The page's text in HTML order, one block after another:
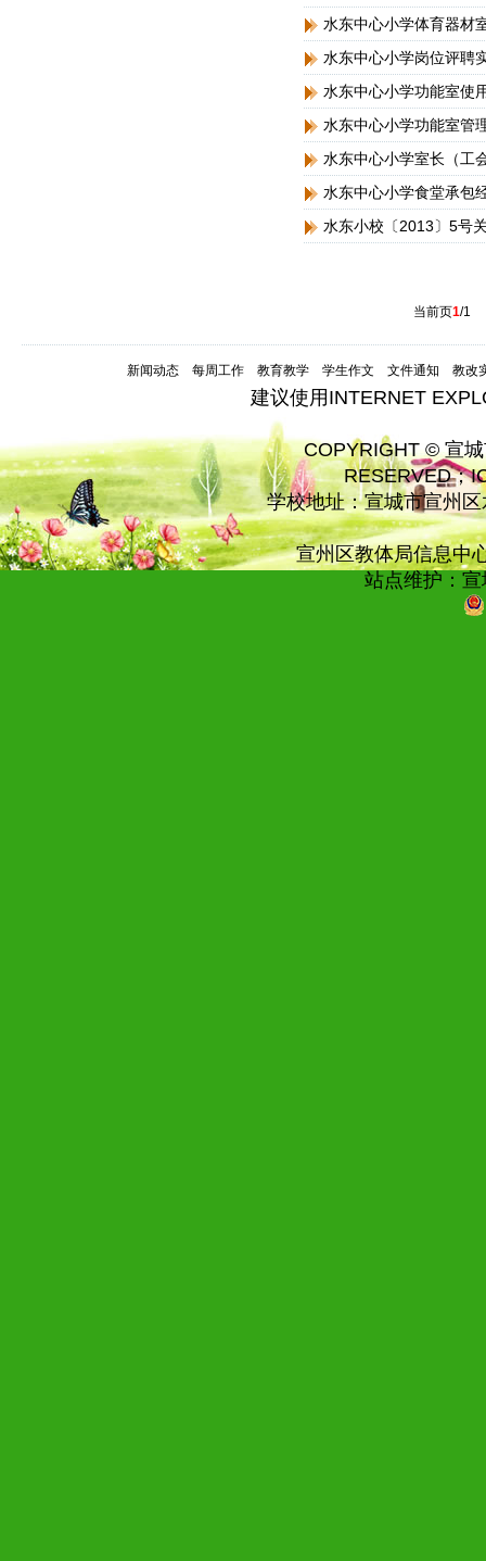
水东中心小学体育器材
水东中心小学岗位评聘
水东中心小学功能室使
水东中心小学功能室管
水东中心小学室长（工
水东中心小学食堂承包
水东小校〔2013〕5号
当前页1/1
新闻动态 每周工作 教育教学 学生作文 文件通知 教改
建议使用INTERNET
COPYRIGHT © 宣
RESERVED；
学校地址：宣城市宣州
宣州区教体局信息中
站点维护：